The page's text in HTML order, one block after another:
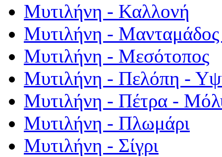
Μυτιλήνη - Καλλονή
Μυτιλήνη - Μανταμάδος
Μυτιλήνη - Μεσότοπος
Μυτιλήνη - Πελόπη -
Μυτιλήνη - Πέτρα -
Μυτιλήνη - Πλωμάρι
Μυτιλήνη - Σίγρι